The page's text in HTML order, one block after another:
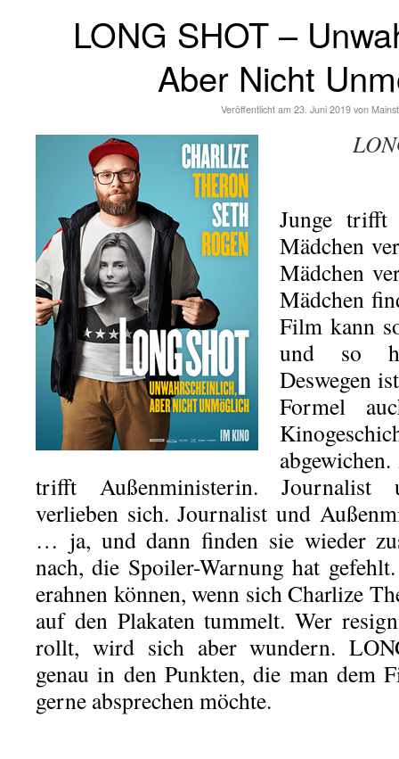
LONG SHOT –
Aber Nicht
Veröffentlicht am 23. Juni 2019 von
Junge trifft
Mädchen
Mädchen
Mädchen
Film kann
und so
Deswegen
Formel
trifft Außenministerin. Journalist
verlieben sich. Journalist und
… ja, und dann finden sie wieder
nach, die Spoiler-Warnung hat
erahnen können, wenn sich Charlize
auf den Plakaten tummelt. Wer
rollt, wird sich aber wundern.
genau in den Punkten, die man dem
gerne absprechen möchte.